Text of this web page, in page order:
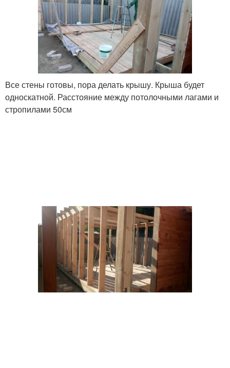
Все стены готовы, пора делать крышу. Крыша будет
односкатной. Расстояние между потолочными лагами и
стропилами 50см